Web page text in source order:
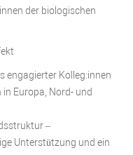
der biologischen
engagierter Kolleg:innen
Europa, Nord- und
–
Unterstützung und ein